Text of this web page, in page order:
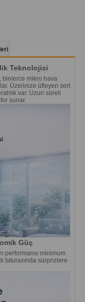
Teknolojisi
binlerce mikro hava
Üzerinize üfleyen sert
var. Uzun süreli
sunar.
Güç
performansı minimum
faturasında sürprizlere